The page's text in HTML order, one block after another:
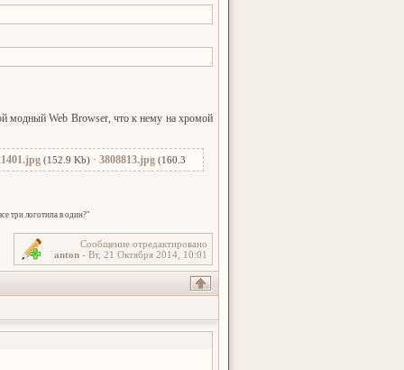
модный Web Browser, что к нему на хромой
(152.9 Kb) · 3808813.jpg (160.3
три логотипа в один?"
Сообщение отредактировано
anton - Вт, 21 Октября 2014, 10:01